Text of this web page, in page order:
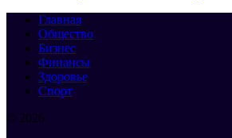
Главная
Общество
Бизнес
Финансы
Здоровье
Спорт
© 2026